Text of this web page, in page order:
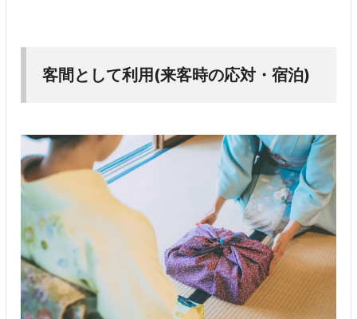
客間として利用(来客時の応対・宿泊)